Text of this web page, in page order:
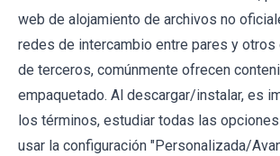
web de alojamiento de archivos no
redes de intercambio entre pares y otros
de terceros, comúnmente ofrecen
empaquetado. Al descargar/instalar, es
los términos, estudiar todas las
usar la configuración "Personalizada/